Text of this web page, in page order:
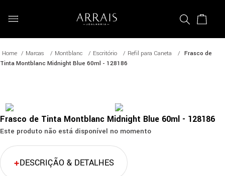
Marcas Montblanc Escritório Refil para Caneta
Frasco de
Tinta Montblanc Midnight Blue 60ml - 128186
Frasco de Tinta Montblanc Midnight Blue 60ml - 128186
Este produto não está disponível no momento
DESCRIÇÃO & DETALHES